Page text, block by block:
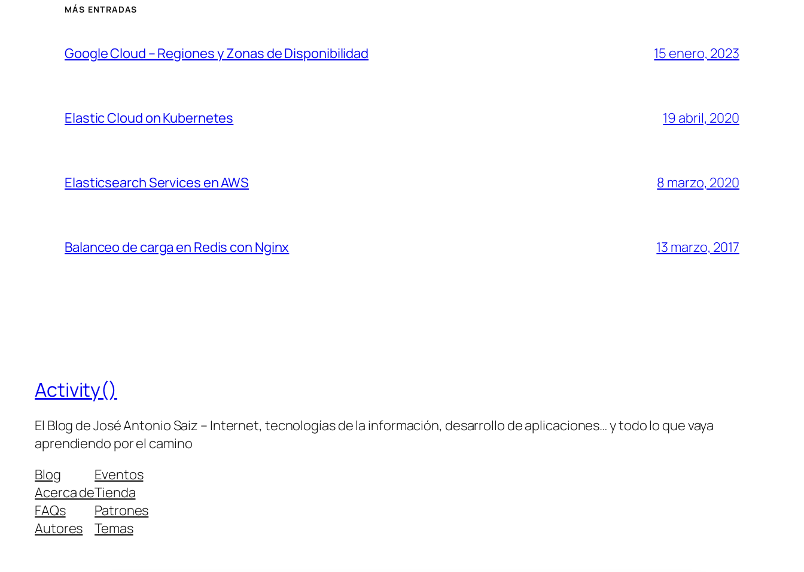
MÁS ENTRADAS
Google Cloud – Regiones y Zonas de Disponibilidad 15 enero, 2023
Elastic Cloud on Kubernetes 19 abril, 2020
Elasticsearch Services en AWS 8 marzo, 2020
Balanceo de carga en Redis con Nginx 13 marzo, 2017
Activity()
El Blog de José Antonio Saiz – Internet, tecnologías de la información, desarrollo de aplicaciones… y todo lo que vaya
aprendiendo por el camino
Blog
Acerca de
FAQs
Autores
Eventos
Tienda
Patrones
Temas